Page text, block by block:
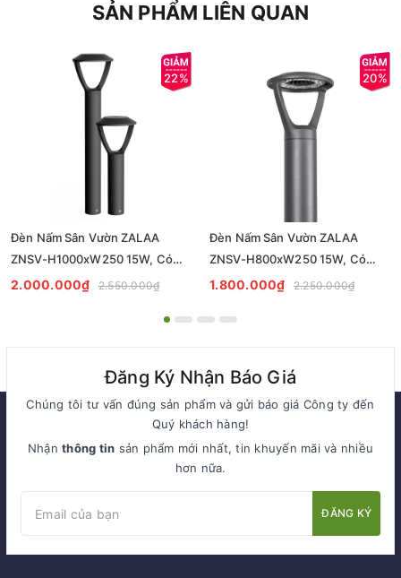
SẢN PHẨM LIÊN QUAN
22%
Đèn Nấm Sân Vườn ZALAA
ZNSV-H1000xW250 15W, Có
thân tròn Ø102 cao H1m
2.000.000₫ 2.550.000₫
20%
Đèn Nấm Sân Vườn ZALAA
ZNSV-H800xW250 15W, Có
thân tròn Ø102 cao H0.8m
1.800.000₫ 2.250.000₫
Đăng Ký Nhận Báo Giá
Chúng tôi tư vấn đúng sản phẩm và gửi báo giá Công ty đến
Quý khách hàng!
Nhậnthông tin sản phẩm mới nhất, tin khuyến mãi và nhiều
hơn nữa.
ĐĂNG KÝ